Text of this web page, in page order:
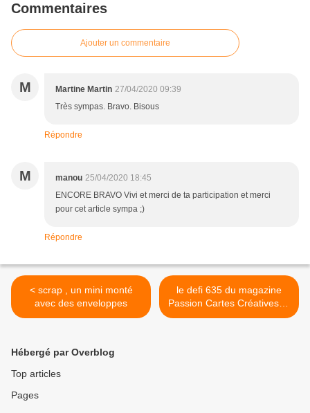
Commentaires
Ajouter un commentaire
M Martine Martin 27/04/2020 09:39
Très sympas. Bravo. Bisous
Répondre
M manou 25/04/2020 18:45
ENCORE BRAVO Vivi et merci de ta participation et merci
pour cet article sympa ;)
Répondre
< scrap , un mini monté
avec des enveloppes
le defi 635 du magazine
Passion Cartes Créatives et
la carte du lundi de
Hébergé par Overblog
Top articles
Pages